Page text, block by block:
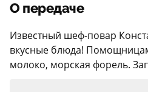
О передаче
Известный шеф-повар
вкусные блюда!
молоко, морская форель.